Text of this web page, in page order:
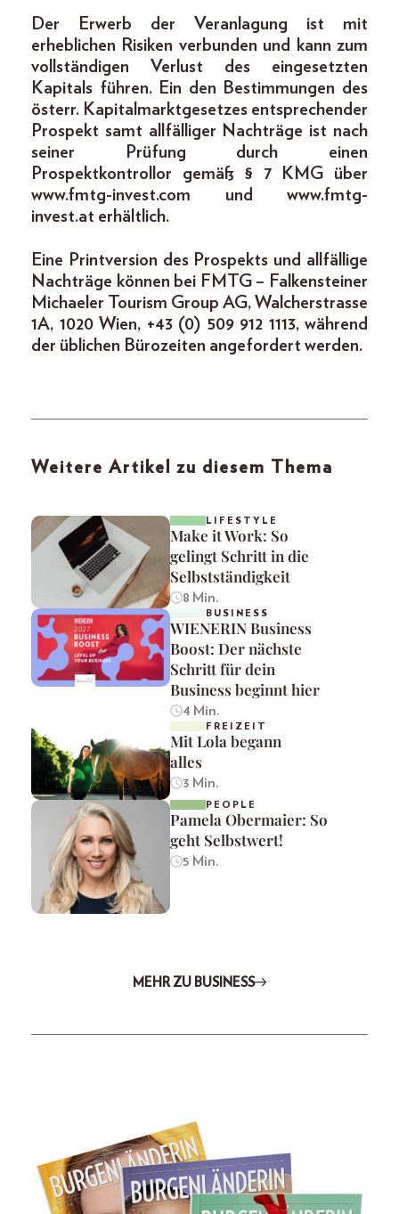
Der Erwerb der Veranlagung ist mit
erheblichen Risiken verbunden und kann zum
vollständigen Verlust des eingesetzten
Kapitals führen. Ein den Bestimmungen des
österr. Kapitalmarktgesetzes entsprechender
Prospekt samt allfälliger Nachträge ist nach
seiner Prüfung durch einen
Prospektkontrollor gemäß § 7 KMG über
www.fmtg-invest.com und www.fmtg-
invest.at erhältlich.
Eine Printversion des Prospekts und allfällige
Nachträge können bei FMTG – Falkensteiner
Michaeler Tourism Group AG, Walcherstrasse
1A, 1020 Wien, +43 (0) 509 912 1113, während
der üblichen Bürozeiten angefordert werden.
Weitere Artikel zu diesem Thema
LIFESTYLE
Make it Work: So
gelingt Schritt in die
Selbstständigkeit
8 Min.
BUSINESS
WIENERIN Business
Boost: Der nächste
Schritt für dein
Business beginnt hier
4 Min.
FREIZEIT
Mit Lola begann
alles
3 Min.
PEOPLE
Pamela Obermaier: So
geht Selbstwert!
5 Min.
MEHR ZU BUSINESS